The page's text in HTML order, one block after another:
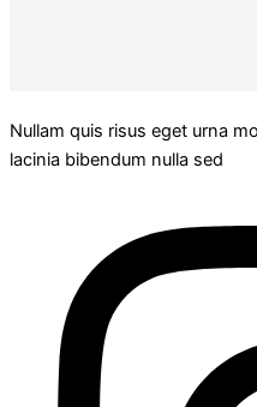
Nullam quis risus eget urna
lacinia bibendum nulla sed